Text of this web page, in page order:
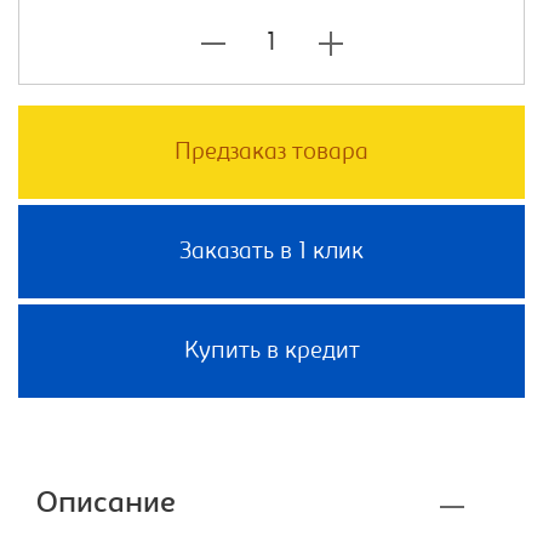
Предзаказ товара
Заказать в 1 клик
Купить в кредит
Описание